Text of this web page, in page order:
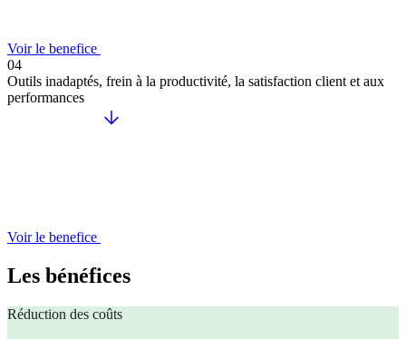
Voir le benefice
04
Outils inadaptés, frein à la productivité, la satisfaction client et aux
performances
Voir le benefice
Les bénéfices
Réduction des coûts